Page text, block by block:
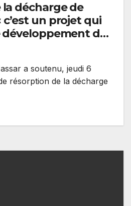
décharge de
c’est un projet qui
de
a soutenu, jeudi 6
résorption de la décharge